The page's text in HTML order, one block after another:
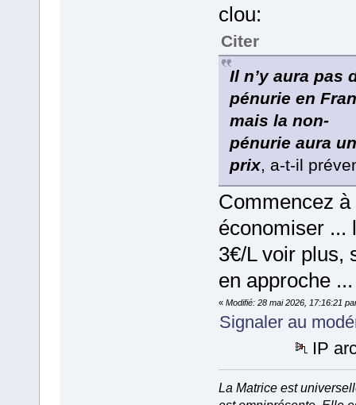
clou:
Citer
Il n’y aura pas
pénurie en
mais la non-
pénurie aura un
prix, a-t-il
Commencez à
économiser ...
3€/L voir plus,
en approche ...
« Modifié: 28 mai 2026, 17:16:21
Signaler au
IP
La Matrice est